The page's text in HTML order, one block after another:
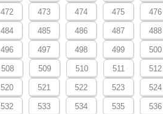
472 473 474 475 476
484 485 486 487 488
496 497 498 499 500
508 509 510 511 512
520 521 522 523 524
532 533 534 535 536